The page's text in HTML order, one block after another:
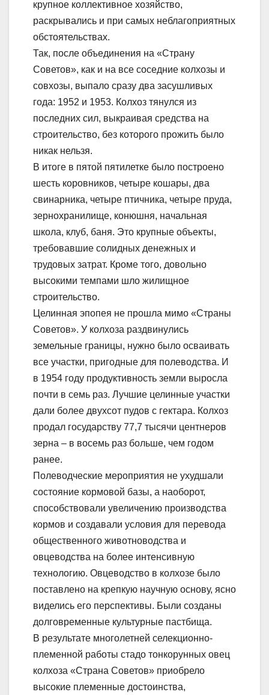
крупное коллективное хозяйство,
раскрывались и при самых неблагоприятных
обстоятельствах.
Так, после объединения на «Страну
Советов», как и на все соседние колхозы и
совхозы, выпало сразу два засушливых
года: 1952 и 1953. Колхоз тянулся из
последних сил, выкраивая средства на
строительство, без которого прожить было
никак нельзя.
В итоге в пятой пятилетке было построено
шесть коровников, четыре кошары, два
свинарника, четыре птичника, четыре пруда,
зернохранилище, конюшня, начальная
школа, клуб, баня. Это крупные объекты,
требовавшие солидных денежных и
трудовых затрат. Кроме того, довольно
высокими темпами шло жилищное
строительство.
Целинная эпопея не прошла мимо «Страны
Советов». У колхоза раздвинулись
земельные границы, нужно было осваивать
все участки, пригодные для полеводства. И
в 1954 году продуктивность земли выросла
почти в семь раз. Лучшие целинные участки
дали более двухсот пудов с гектара. Колхоз
продал государству 77,7 тысячи центнеров
зерна – в восемь раз больше, чем годом
ранее.
Полеводческие мероприятия не ухудшали
состояние кормовой базы, а наоборот,
способствовали увеличению производства
кормов и создавали условия для перевода
общественного животноводства и
овцеводства на более интенсивную
технологию. Овцеводство в колхозе было
поставлено на крепкую научную основу, ясно
виделись его перспективы. Были созданы
долговременные культурные пастбища.
В результате многолетней селекционно-
племенной работы стадо тонкорунных овец
колхоза «Страна Советов» приобрело
высокие племенные достоинства,